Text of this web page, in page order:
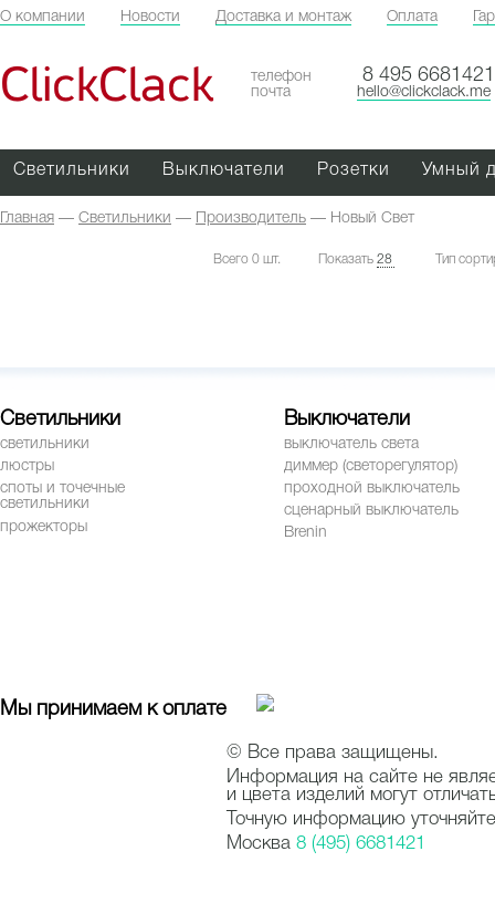
О компании Новости Доставка и монтаж Оплата
ClickClack телефон 8 495 6681421
почта hello@clickclack.me
Светильники Выключатели Розетки Умный
Главная — Светильники — Производитель — Новый Свет
Всего 0 шт. Показать 28 Тип
Светильники
светильники
люстры
споты и точечные
светильники
прожекторы
Выключатели
выключатель света
диммер (светорегулятор)
проходной выключатель
сценарный выключатель
Brenin
Мы принимаем к оплате
© Все права защищены.
Информация на сайте не
и цвета изделий могут
Точную информацию
Москва 8 (495) 6681421